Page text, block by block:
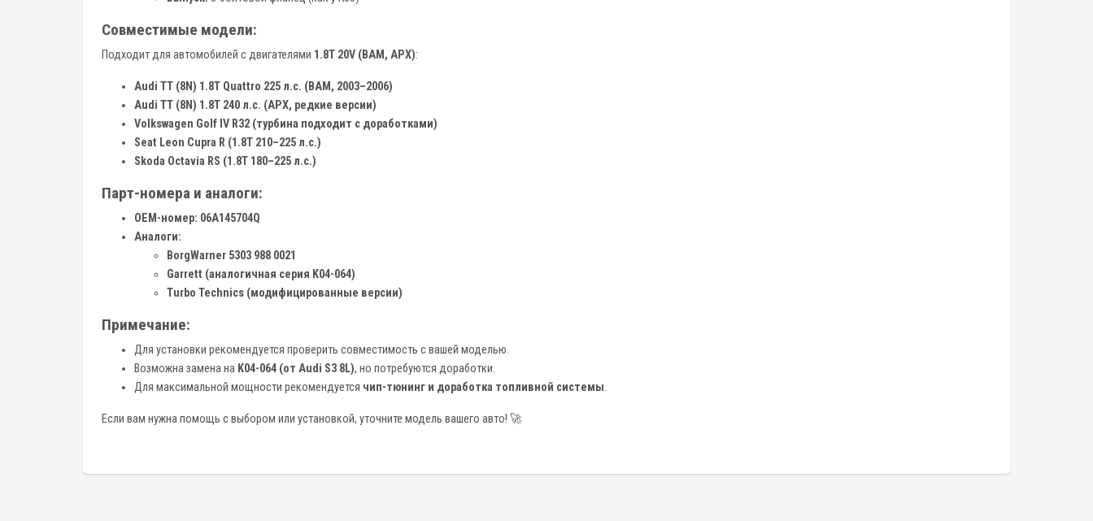
Совместимые модели:
Подходит для автомобилей с двигателями 1.8T 20V (BAM, APX):
Audi TT (8N) 1.8T Quattro 225 л.с. (BAM, 2003–2006)
Audi TT (8N) 1.8T 240 л.с. (APX, редкие версии)
Volkswagen Golf IV R32 (турбина подходит с доработками)
Seat Leon Cupra R (1.8T 210–225 л.с.)
Skoda Octavia RS (1.8T 180–225 л.с.)
Парт-номера и аналоги:
OEM-номер: 06A145704Q
Аналоги:
BorgWarner 5303 988 0021
Garrett (аналогичная серия K04-064)
Turbo Technics (модифицированные версии)
Примечание:
Для установки рекомендуется проверить совместимость с вашей моделью.
Возможна замена на K04-064 (от Audi S3 8L), но потребуются доработки.
Для максимальной мощности рекомендуется чип-тюнинг и доработка топливной системы.
Если вам нужна помощь с выбором или установкой, уточните модель вашего авто! 🚀